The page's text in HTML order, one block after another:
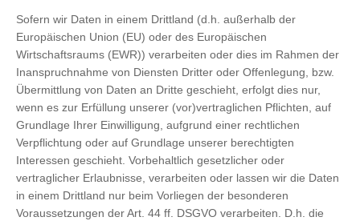
Sofern wir Daten in einem Drittland (d.h. außerhalb der
Europäischen Union (EU) oder des Europäischen
Wirtschaftsraums (EWR)) verarbeiten oder dies im Rahmen der
Inanspruchnahme von Diensten Dritter oder Offenlegung, bzw.
Übermittlung von Daten an Dritte geschieht, erfolgt dies nur,
wenn es zur Erfüllung unserer (vor)vertraglichen Pflichten, auf
Grundlage Ihrer Einwilligung, aufgrund einer rechtlichen
Verpflichtung oder auf Grundlage unserer berechtigten
Interessen geschieht. Vorbehaltlich gesetzlicher oder
vertraglicher Erlaubnisse, verarbeiten oder lassen wir die Daten
in einem Drittland nur beim Vorliegen der besonderen
Voraussetzungen der Art. 44 ff. DSGVO verarbeiten. D.h. die